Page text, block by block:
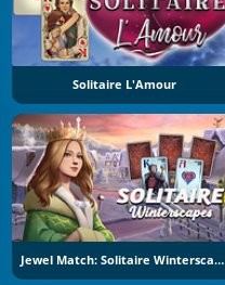
Solitaire L'Amour
Jewel Match: Solitaire Winterscapes